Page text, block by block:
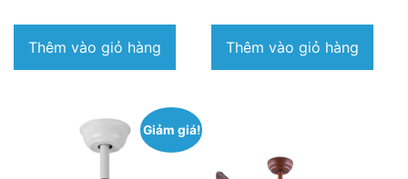
Thêm vào giỏ hàng Thêm vào giỏ hàng
Giảm giá!